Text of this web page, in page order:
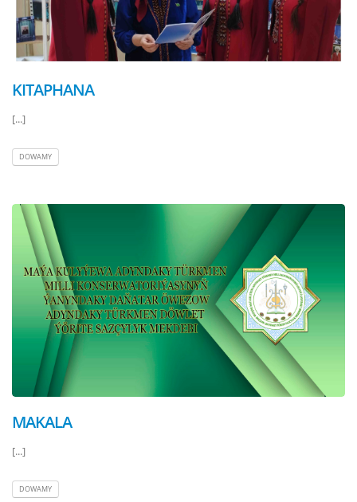
KITAPHANA
[...]
DOWAMY
MAKALA
[...]
DOWAMY